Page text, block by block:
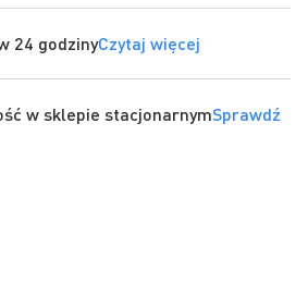
24 godzinyCzytaj więcej
w sklepie stacjonarnymSprawdź